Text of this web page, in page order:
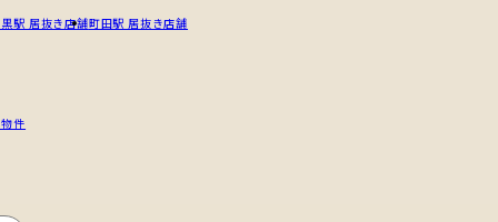
駅 居抜き店舗町田駅 居抜き店舗
件